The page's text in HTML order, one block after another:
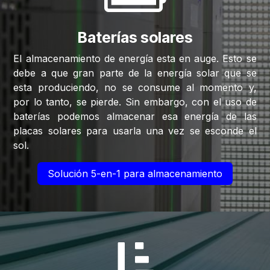
Baterías solares
El almacenamiento de energía esta en auge. Esto se
debe a que gran parte de la energía solar que se
esta produciendo, no se consume al momento y,
por lo tanto, se pierde. Sin embargo, con el uso de
baterías podemos almacenar esa energía de las
placas solares para usarla una vez se esconde el
sol.
Solución 5-en-1 para almacenamiento